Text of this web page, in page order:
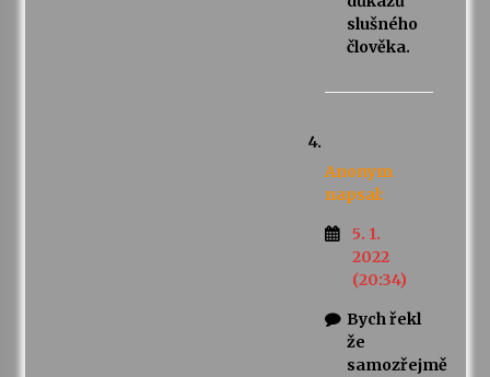
slušného
člověka.
Anonym
napsal:
5. 1.
2022
(20:34)
Bych řekl
že
samozřejmě